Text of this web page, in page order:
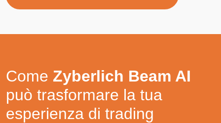
Come Zyberlich Beam AI
può trasformare la tua
esperienza di trading